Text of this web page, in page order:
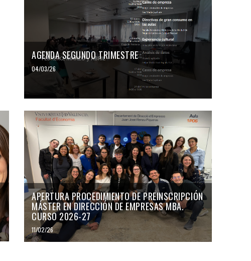
AGENDA SEGUNDO TRIMESTRE
04/03/26
APERTURA PROCEDIMIENTO DE PREINSCRIPCIÓN
MÁSTER EN DIRECCIÓN DE EMPRESAS MBA.
CURSO 2026-27
11/02/26